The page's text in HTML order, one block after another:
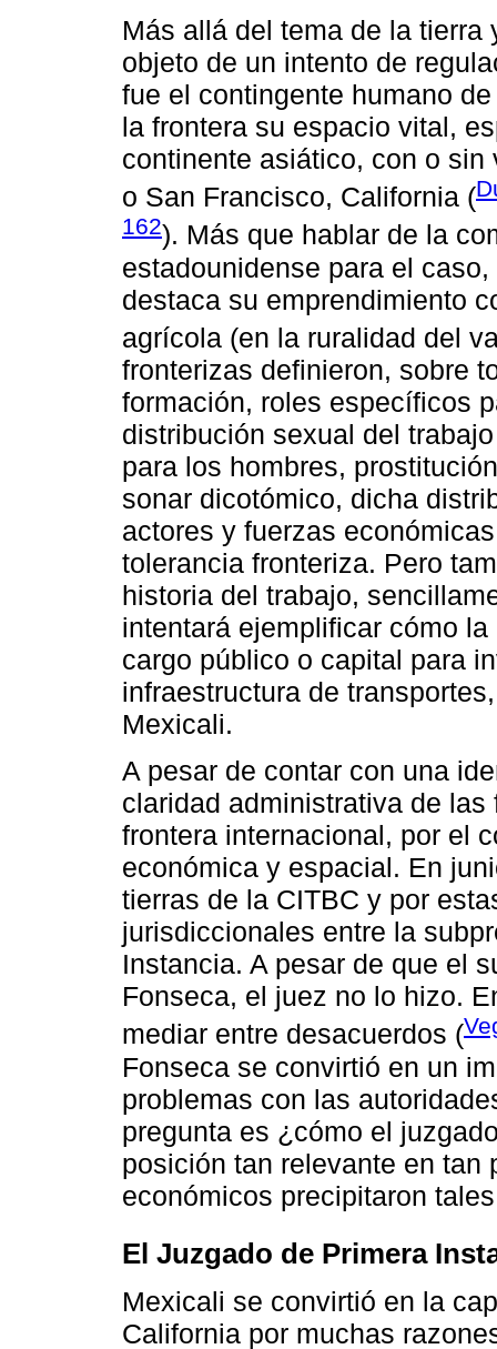
Más allá del tema de la
objeto de un intento de
fue el contingente humano
la frontera su espacio vital,
continente asiático, con o
o San Francisco, California (
162). Más que hablar de la
estadounidense para el
destaca su emprendimiento
agrícola (en la ruralidad del
fronterizas definieron, sobre
formación, roles específicos
distribución sexual del
para los hombres,
sonar dicotómico, dicha
actores y fuerzas
tolerancia fronteriza. Pero
historia del trabajo,
intentará ejemplificar cómo
cargo público o capital para
infraestructura de
Mexicali.
A pesar de contar con una
claridad administrativa de
frontera internacional, por el
económica y espacial. En
tierras de la CITBC y por
jurisdiccionales entre la
Instancia. A pesar de que el
Fonseca, el juez no lo hizo.
mediar entre desacuerdos (
Fonseca se convirtió en un
problemas con las
pregunta es ¿cómo el
posición tan relevante en tan
económicos precipitaron
El Juzgado de Primera
Mexicali se convirtió en la
California por muchas